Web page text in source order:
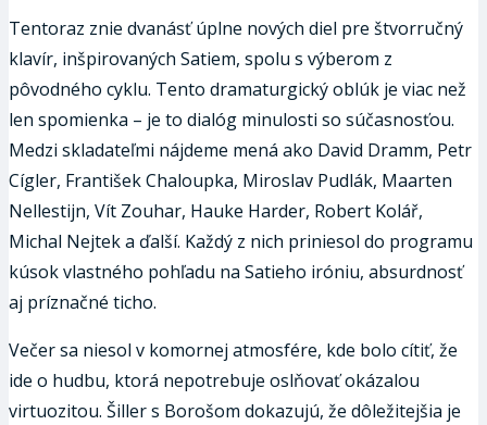
Tentoraz znie dvanásť úplne nových diel pre štvorručný
klavír, inšpirovaných Satiem, spolu s výberom z
pôvodného cyklu. Tento dramaturgický oblúk je viac než
len spomienka – je to dialóg minulosti so súčasnosťou.
Medzi skladateľmi nájdeme mená ako David Dramm, Petr
Cígler, František Chaloupka, Miroslav Pudlák, Maarten
Nellestijn, Vít Zouhar, Hauke Harder, Robert Kolář,
Michal Nejtek a ďalší. Každý z nich priniesol do programu
kúsok vlastného pohľadu na Satieho iróniu, absurdnosť
aj príznačné ticho.
Večer sa niesol v komornej atmosfére, kde bolo cítiť, že
ide o hudbu, ktorá nepotrebuje oslňovať okázalou
virtuozitou. Šiller s Borošom dokazujú, že dôležitejšia je